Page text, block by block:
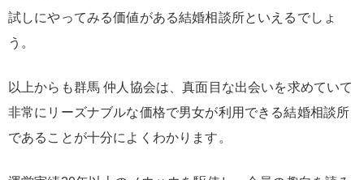
試しにやってみる価値がある結婚相談所といえるでしょ
う。
以上からも群馬 仲人協会は、真面目な出会いを求めていて
非常にリーズナブルな価格で男女が利用できる結婚相談所
であることが十分によくわかります。